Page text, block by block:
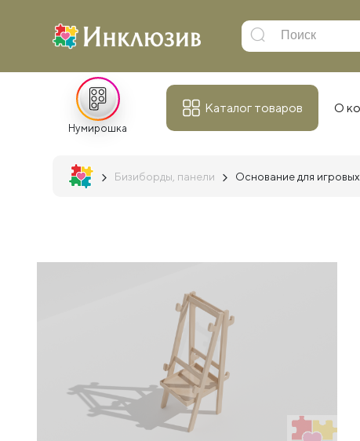
Нумирошка
Каталог товаров О
Бизиборды, панели Основание для